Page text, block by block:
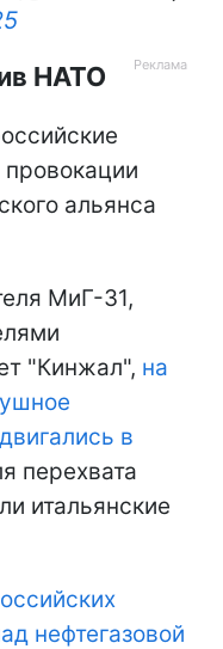
НАТО
альянса
МиГ-31,
"Кинжал", на
в
перехвата
итальянские
нефтегазовой